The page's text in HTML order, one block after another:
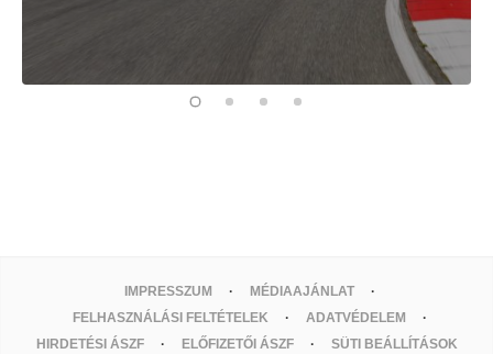
IMPRESSZUM
MÉDIAAJÁNLAT
FELHASZNÁLÁSI FELTÉTELEK
ADATVÉDELEM
HIRDETÉSI ÁSZF
ELŐFIZETŐI ÁSZF SÜTI BEÁLLÍTÁSOK